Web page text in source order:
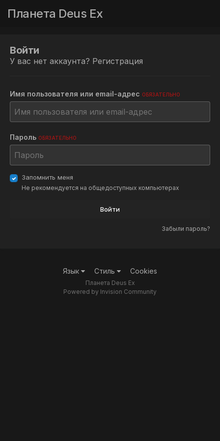
Планета Deus Ex
Войти
У вас нет аккаунта? Регистрация
Имя пользователя или email-адрес ОБЯЗАТЕЛЬНО
Пароль ОБЯЗАТЕЛЬНО
Запомнить меня
Не рекомендуется на общедоступных компьютерах
Войти
Забыли пароль?
Язык Стиль Cookies
Планета Deus Ex
Powered by Invision Community